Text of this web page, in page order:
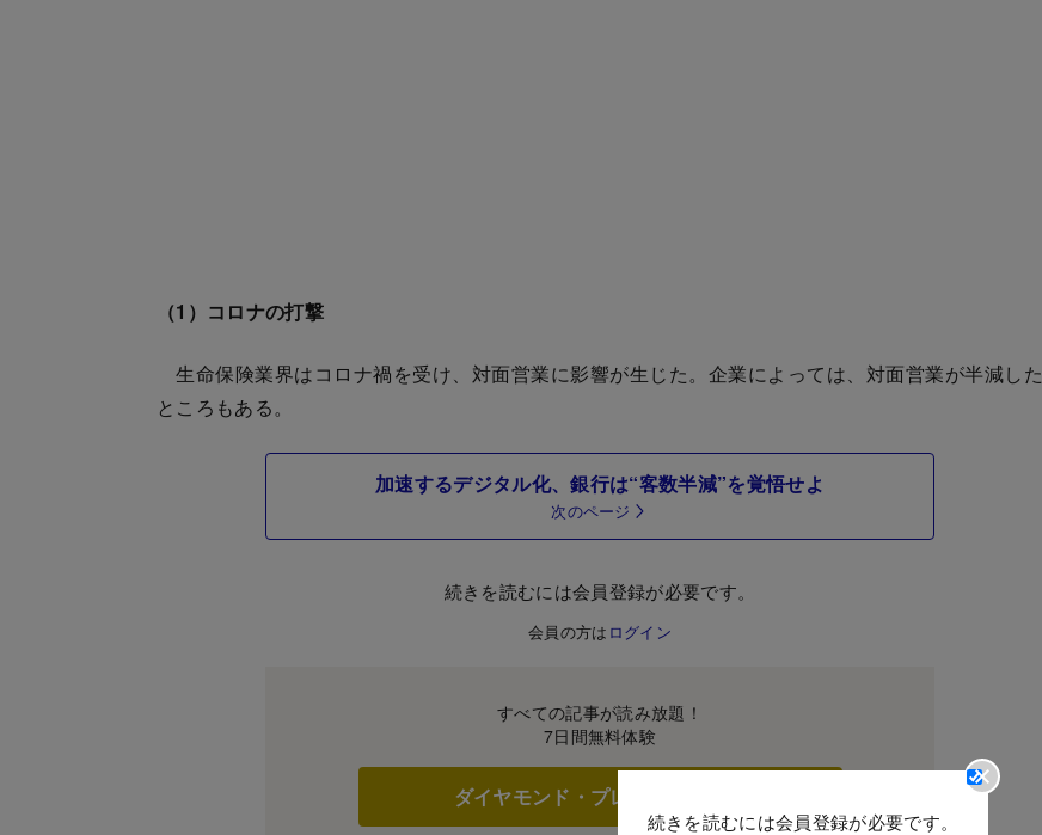
（1）コロナの打撃
生命保険業界はコロナ禍を受け、対面営業に影響が生じた。企業によっては、対面営業が半減した
ところもある。
加速するデジタル化、銀行は“客数半減”を覚悟せよ
次のページ
続きを読むには会員登録が必要です。
会員の方は ログイン
すべての記事が読み放題！
7日間無料体験
ダイヤモンド・プレミアムに登録
続きを読むには会員登録が必要です。